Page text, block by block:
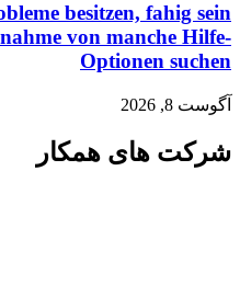
besitzen, fahig sein
von manche Hilfe-
Optionen suchen
آگوست 8, 2026
شرکت های همکار